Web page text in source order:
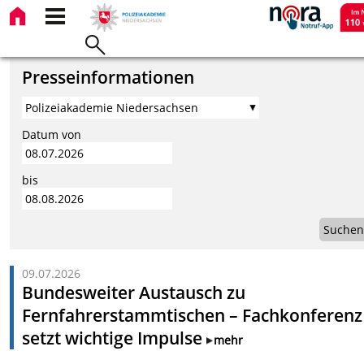
Presseinformationen
Datum von
bis
Suchen
09.07.2026
Bundesweiter Austausch zu
Fernfahrerstammtischen – Fachkonferenz
setzt wichtige Impulse
mehr